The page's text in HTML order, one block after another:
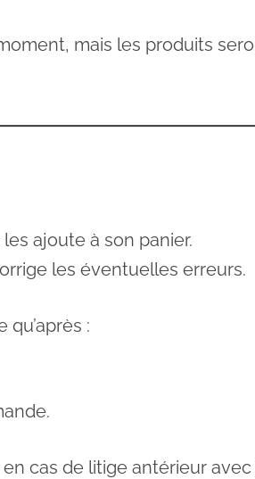
mais les produits
ajoute à son panier.
les éventuelles erreurs.
:
cas de litige antérieur